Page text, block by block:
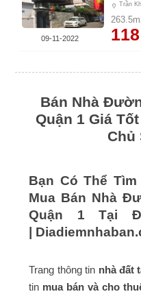
Trần
263.5
118
09-11-2022
Bán Nhà
Quận 1 Giá
Chủ
Bạn Có Thể
Mua Bán Nhà
Quận 1 Tại
Trang thông tin nhà đất
tin mua bán và cho